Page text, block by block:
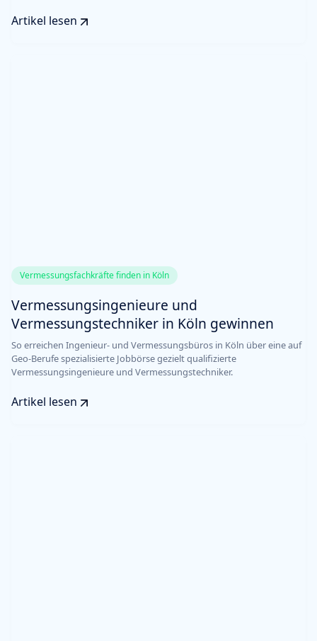
Artikel lesen
Vermessungsfachkräfte finden in Köln
Vermessungsingenieure und
Vermessungstechniker in Köln gewinnen
So erreichen Ingenieur- und Vermessungsbüros in Köln über eine auf
Geo-Berufe spezialisierte Jobbörse gezielt qualifizierte
Vermessungsingenieure und Vermessungstechniker.
Artikel lesen